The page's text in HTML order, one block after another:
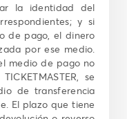
la identidad del
y si
de pago, el dinero
por ese medio.
medio de pago no
se
de transferencia
El plazo que tiene